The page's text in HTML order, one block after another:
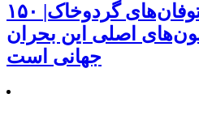
۱۵۰ کشور درگیر توفان‌های گردوخاک|
اصلی این بحران
جهانی است